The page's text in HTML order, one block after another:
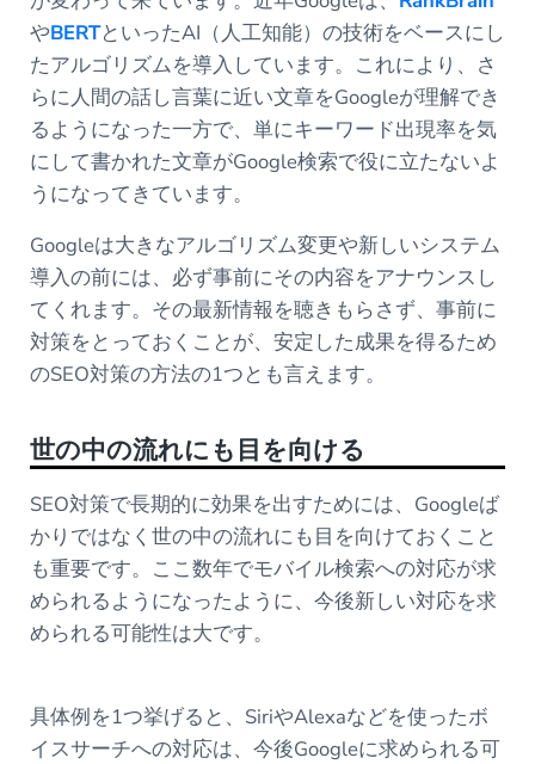
やBERTといったAI（人工知能）の技術をベースにし
たアルゴリズムを導入しています。これにより、さ
らに人間の話し言葉に近い文章をGoogleが理解でき
るようになった一方で、単にキーワード出現率を気
にして書かれた文章がGoogle検索で役に立たないよ
うになってきています。
Googleは大きなアルゴリズム変更や新しいシステム
導入の前には、必ず事前にその内容をアナウンスし
てくれます。その最新情報を聴きもらさず、事前に
対策をとっておくことが、安定した成果を得るため
のSEO対策の方法の1つとも言えます。
世の中の流れにも目を向ける
SEO対策で長期的に効果を出すためには、Googleば
かりではなく世の中の流れにも目を向けておくこと
も重要です。ここ数年でモバイル検索への対応が求
められるようになったように、今後新しい対応を求
められる可能性は大です。
具体例を1つ挙げると、SiriやAlexaなどを使ったボ
イスサーチへの対応は、今後Googleに求められる可